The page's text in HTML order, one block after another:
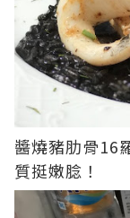
醬燒豬肋骨16
質挺嫩腍！